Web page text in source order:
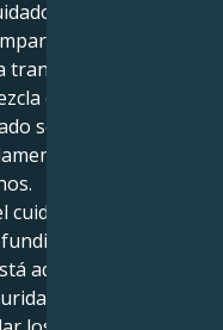
y seguros.
por Urano,
conduce a un
sensible y
arraigada de
silencioso,
emocional.
aquí para
implica un